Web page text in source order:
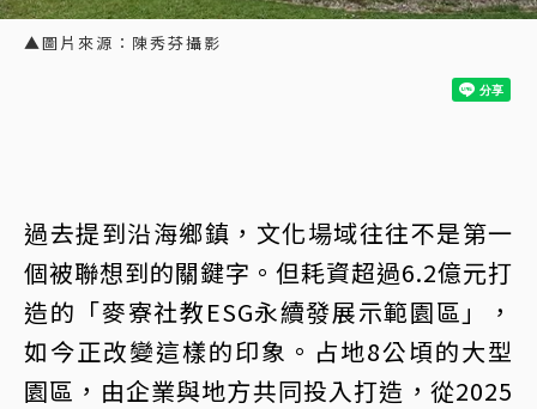
▲圖片來源：陳秀芬攝影
過去提到沿海鄉鎮，文化場域往往不是第一
個被聯想到的關鍵字。但耗資超過6.2億元打
造的「麥寮社教ESG永續發展示範園區」，
如今正改變這樣的印象。占地8公頃的大型
園區，由企業與地方共同投入打造，從2025